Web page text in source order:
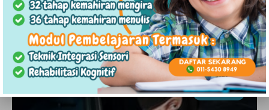
BACA ARTIKEL »
09/10/2020
LAIN-LAIN